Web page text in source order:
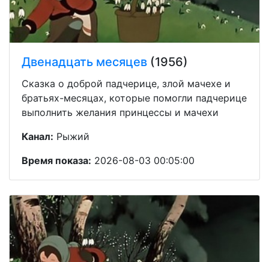
Двенадцать месяцев (1956)
Сказка о доброй падчерице, злой мачехе и
братьях-месяцах, которые помогли падчерице
выполнить желания принцессы и мачехи
Канал: Рыжий
Время показа: 2026-08-03 00:05:00